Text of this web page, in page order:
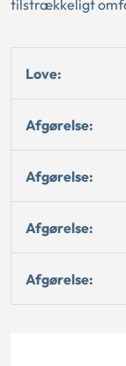
tilstrækkeligt
Love:
Afgørelse:
Afgørelse:
Afgørelse:
Afgørelse: